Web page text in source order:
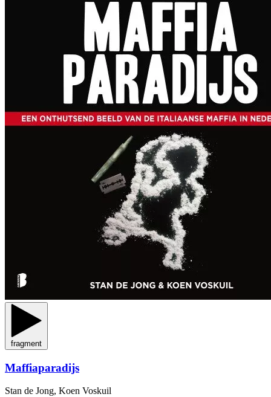
fragment
Maffiaparadijs
Stan de Jong, Koen Voskuil